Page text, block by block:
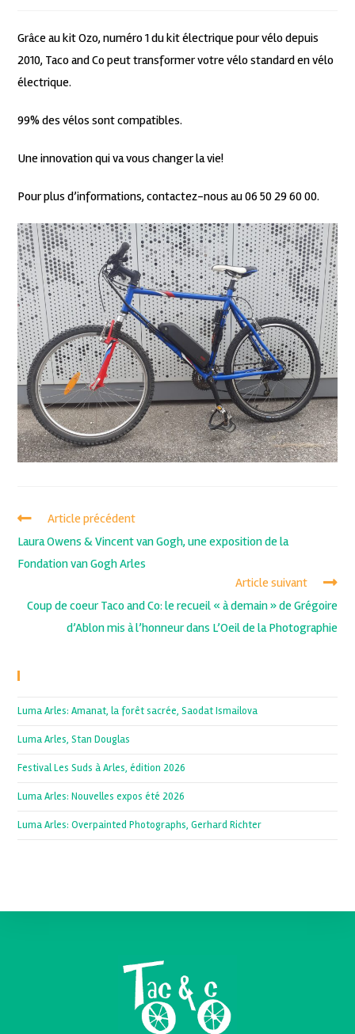
Grâce au kit Ozo, numéro 1 du kit électrique pour vélo depuis
2010, Taco and Co peut transformer votre vélo standard en vélo
électrique.
99% des vélos sont compatibles.
Une innovation qui va vous changer la vie!
Pour plus d’informations, contactez-nous au 06 50 29 60 00.
Article précédent
Laura Owens & Vincent van Gogh, une exposition de la
Fondation van Gogh Arles
Article suivant
Coup de coeur Taco and Co: le recueil « à demain » de Grégoire
d’Ablon mis à l’honneur dans L’Oeil de la Photographie
Luma Arles: Amanat, la forêt sacrée, Saodat Ismailova
Luma Arles, Stan Douglas
Festival Les Suds à Arles, édition 2026
Luma Arles: Nouvelles expos été 2026
Luma Arles: Overpainted Photographs, Gerhard Richter